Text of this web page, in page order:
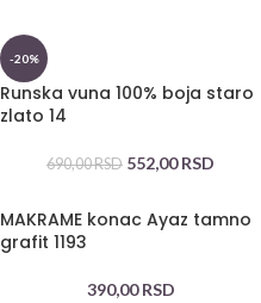
-20%
Runska vuna 100% boja staro
zlato 14
690,00RSD 552,00RSD
MAKRAME konac Ayaz tamno
grafit 1193
390,00RSD